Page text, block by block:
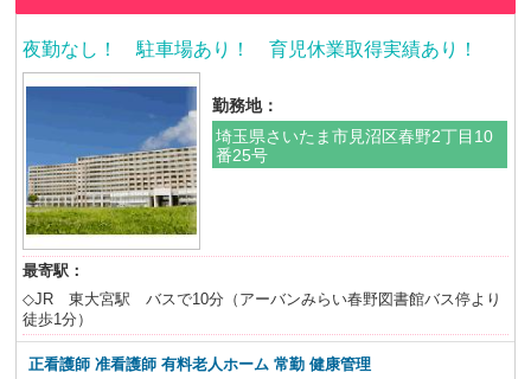
夜勤なし！ 駐車場あり！ 育児休業取得実績あり！
勤務地：
埼玉県さいたま市見沼区春野2丁目10
番25号
最寄駅：
◇JR 東大宮駅 バスで10分（アーバンみらい春野図書館バス停より
徒歩1分）
正看護師 准看護師 有料老人ホーム 常勤 健康管理